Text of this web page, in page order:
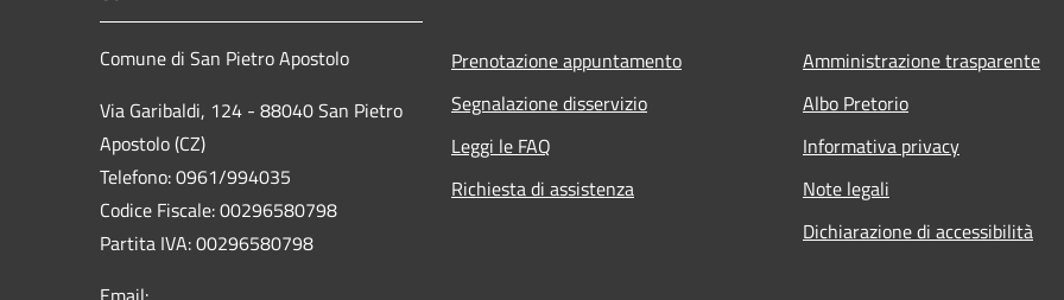
Comune di San Pietro Apostolo
Via Garibaldi, 124 - 88040 San Pietro
Apostolo (CZ)
Telefono: 0961/994035
Codice Fiscale: 00296580798
Partita IVA: 00296580798
Prenotazione appuntamento
Segnalazione disservizio
Leggi le FAQ
Richiesta di assistenza
Amministrazione trasparente
Albo Pretorio
Informativa privacy
Note legali
Dichiarazione di accessibilità